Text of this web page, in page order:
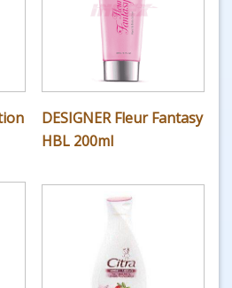
DESIGNER Fleur Fantasy
HBL 200ml